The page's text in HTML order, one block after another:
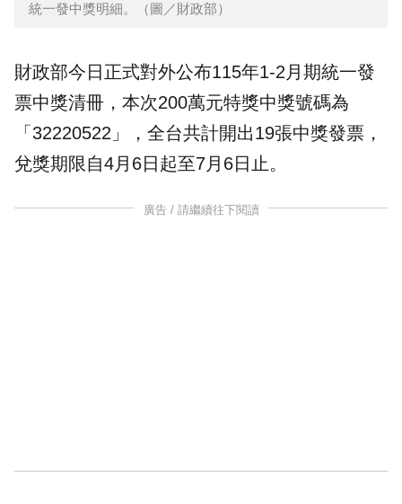
統一發中獎明細。（圖／財政部）
財政部今日正式對外公布115年1-2月期統一發
票中獎清冊，本次200萬元特獎中獎號碼為
「32220522」，全台共計開出19張中獎發票，
兌獎期限自4月6日起至7月6日止。
廣告 / 請繼續往下閱讀